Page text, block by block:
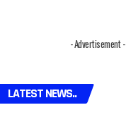
- Advertisement -
LATEST NEWS..